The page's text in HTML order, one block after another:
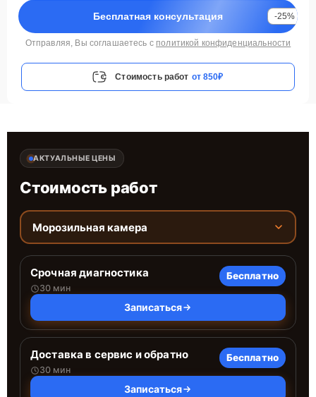
Бесплатная консультация -25%
Отправляя, Вы соглашаетесь с политикой конфиденциальности
Стоимость работ от 850₽
АКТУАЛЬНЫЕ ЦЕНЫ
Стоимость работ
Морозильная камера
Срочная диагностика
30 мин
Бесплатно
Записаться
Доставка в сервис и обратно
30 мин
Бесплатно
Записаться